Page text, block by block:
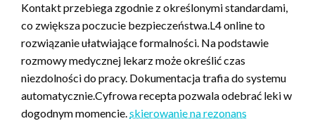
Kontakt przebiega zgodnie z określonymi standardami,
co zwiększa poczucie bezpieczeństwa.L4 online to
rozwiązanie ułatwiające formalności. Na podstawie
rozmowy medycznej lekarz może określić czas
niezdolności do pracy. Dokumentacja trafia do systemu
automatycznie.Cyfrowa recepta pozwala odebrać leki w
dogodnym momencie.skierowanie na rezonans